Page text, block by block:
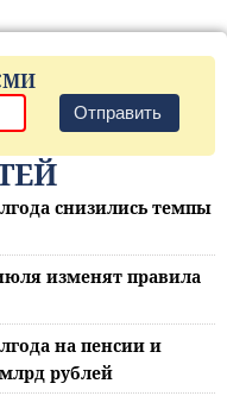
Отправить
снизились темпы
изменят правила
на пенсии и
рублей